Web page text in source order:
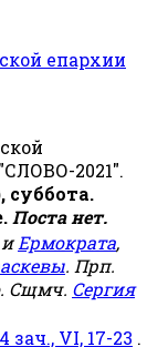
епархии
2021".
суббота.
Поста нет.
иЕрмократа,
. Прп.
Сщмч. Сергия
зач., VI, 17-23 .